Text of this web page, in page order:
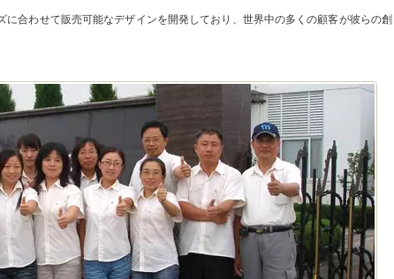
に合わせて販売可能なデザインを開発しており、世界中の多くの顧客が彼らの創